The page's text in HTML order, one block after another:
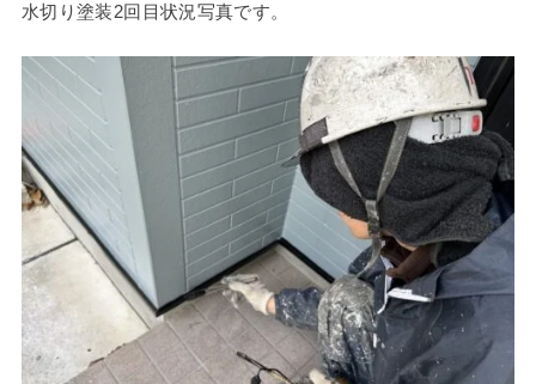
水切り塗装2回目状況写真です。